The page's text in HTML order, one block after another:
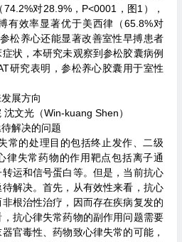
对28.9%，P<0001，图1），
有效率显著优于美西律（65.8%对
松养心还能显著改善室性早搏患者
状，本研究未观察到参松胶囊病例
研究表明，参松养心胶囊用于室性
展方向
文光（Win-kuang Shen）
解决的问题
常的处理目的包括终止发作、二级
律失常药物的作用靶点包括离子通
运和信号蛋白等。但是，当前抗心
解决。首先，从有效性来看，抗心
根治性治疗，因而存在疾病复发的
抗心律失常药物的副作用问题需要
官毒性、药物致心律失常的可能，